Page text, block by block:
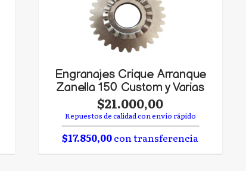
Engranajes Crique Arranque
Zanella 150 Custom y Varias
$21.000,00
Repuestos de calidad con envío rápido
$17.850,00con transferencia